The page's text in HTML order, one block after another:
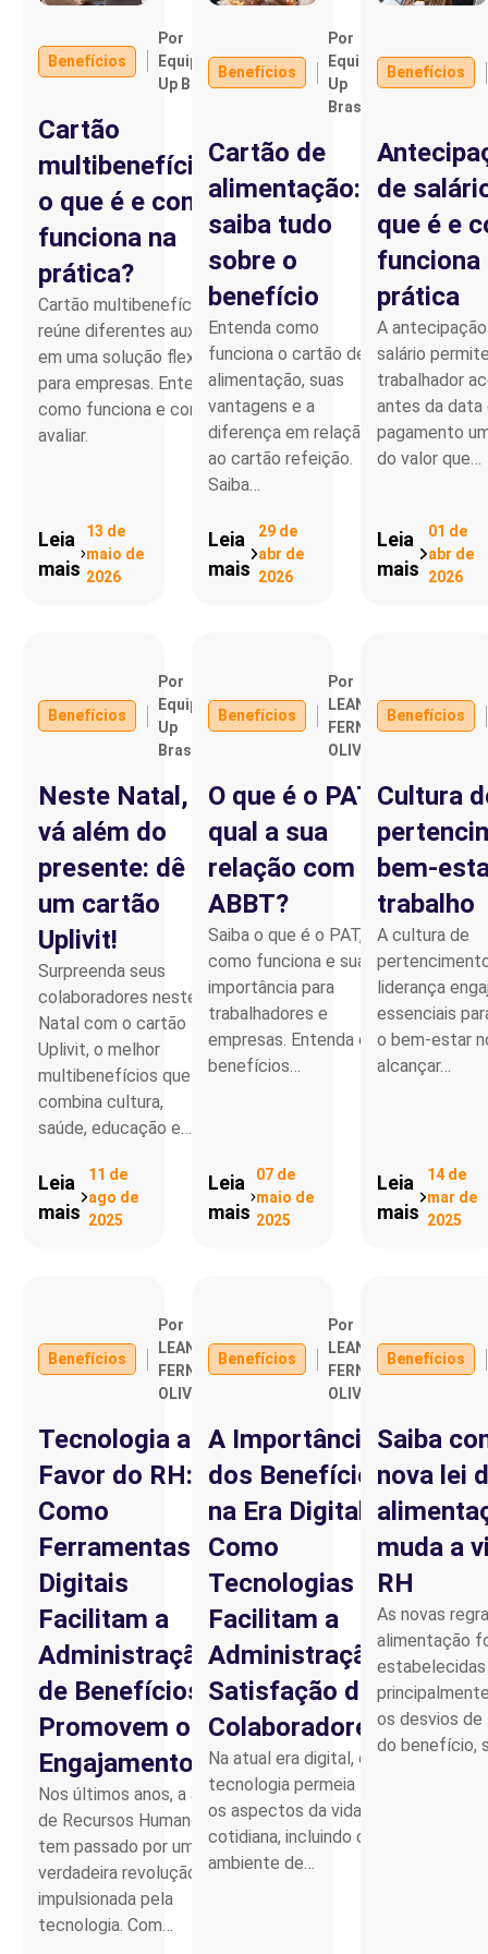
Parceiro de Vendas
Trabalhe Conosco
Benefícios
Por
Equipe
Up Brasil
Cartão
multibenefícios:
o que é e como
funciona na
prática?
Cartão multibenefícios
reúne diferentes auxílios
em uma solução flexível
para empresas. Entenda
como funciona e como
avaliar.
Leia
mais
13 de
maio de
2026
Benefícios
Por
Equipe
Up
Brasil
Cartão de
alimentação:
saiba tudo
sobre o
benefício
Entenda como
funciona o cartão de
alimentação, suas
vantagens e a
diferença em relação
ao cartão refeição.
Saiba…
Leia
mais
29 de
abr de
2026
Benefícios
de
que é e
funciona
prática
A
salário
trabalhador
antes da data
pagamento
do valor que…
Leia
mais
01 de
abr de
2026
Benefícios
Por
Equipe
Up
Brasil
Neste Natal,
vá além do
presente: dê
um cartão
Uplivit!
Surpreenda seus
colaboradores neste
Natal com o cartão
Uplivit, o melhor
multibenefícios que
combina cultura,
saúde, educação e…
Leia
mais
11 de
ago de
2025
Benefícios
Por
LEANDRO
FERNANDO
OLIVEIRA
O que é o PAT e
qual a sua
relação com a
ABBT?
Saiba o que é o PAT,
como funciona e sua
importância para
trabalhadores e
empresas. Entenda os
benefícios…
Leia
mais
07 de
maio de
2025
Benefícios
Cultura
bem-
trabalho
A cultura de
liderança
essenciais
o bem-estar
alcançar…
Leia
mais
14 de
mar de
2025
Benefícios
Por
LEANDRO
FERNANDO
OLIVEIRA
Tecnologia a
Favor do RH:
Como
Ferramentas
Digitais
Facilitam a
Administração
de Benefícios e
Promovem o
Engajamento
Nos últimos anos, a área
de Recursos Humanos
tem passado por uma
verdadeira revolução
impulsionada pela
tecnologia. Com…
Benefícios
Por
LEANDRO
FERNANDO
OLIVEIRA
A Importância
dos Benefícios
na Era Digital:
Como
Tecnologias
Facilitam a
Administração e
Satisfação dos
Colaboradores
Na atual era digital, onde a
tecnologia permeia todos
os aspectos da vida
cotidiana, incluindo o
ambiente de…
Benefícios
Saiba
nova lei
muda a
RH
As novas
alimentação
estabelecidas
os desvios de
do benefício,